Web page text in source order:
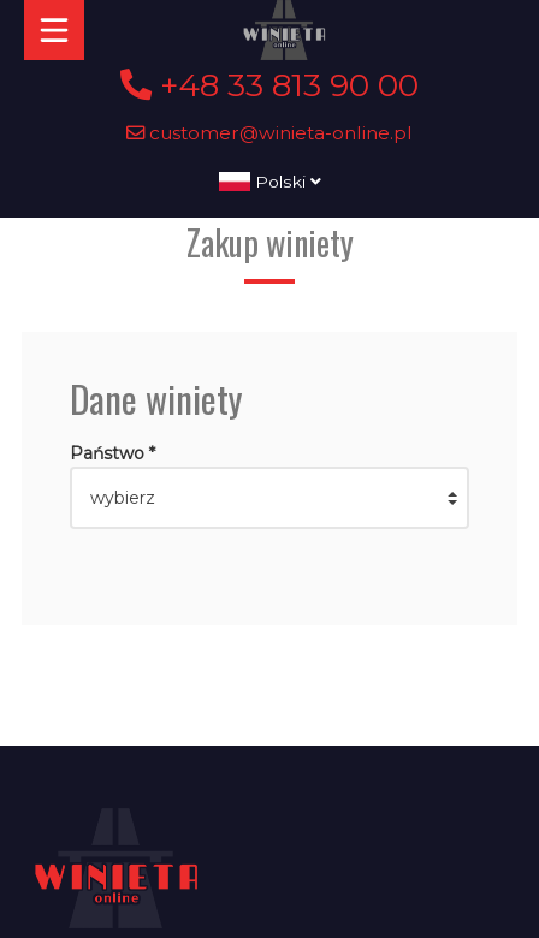
+48 33 813 90 00
customer@winieta-online.pl
Polski
Zakup winiety
Dane winiety
Państwo *